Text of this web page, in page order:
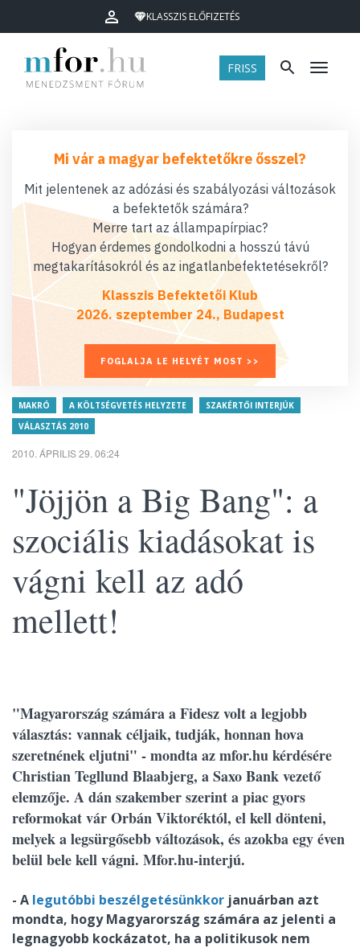
KLASSZIS ELŐFIZETÉS
FRISS Menü
Mi vár a magyar befektetőkre ősszel?
Mit jelentenek az adózási és szabályozási változások
a befektetők számára?
Merre tart az állampapírpiac?
Hogyan érdemes gondolkodni a hosszú távú
megtakarításokról és az ingatlanbefektetésekről?
Klasszis Befektetői Klub
2026. szeptember 24., Budapest
FOGLALJA LE HELYÉT MOST >>
MAKRÓ A KÖLTSÉGVETÉS HELYZETE
SZAKÉRTŐI INTERJÚK
VÁLASZTÁS 2010
2010. ÁPRILIS 29. 06:24
"Jöjjön a Big Bang": a
szociális kiadásokat is
vágni kell az adó
mellett!
"Magyarország számára a Fidesz volt a legjobb
választás: vannak céljaik, tudják, honnan hova
szeretnének eljutni" - mondta az mfor.hu kérdésére
Christian Tegllund Blaabjerg, a Saxo Bank vezető
elemzője. A dán szakember szerint a piac gyors
reformokat vár Orbán Viktoréktól, el kell dönteni,
melyek a legsürgősebb változások, és azokba egy éven
belül bele kell vágni. Mfor.hu-interjú.
- A legutóbbi beszélgetésünkkor januárban azt
mondta, hogy Magyarország számára az jelenti a
legnagyobb kockázatot, ha a politikusok nem